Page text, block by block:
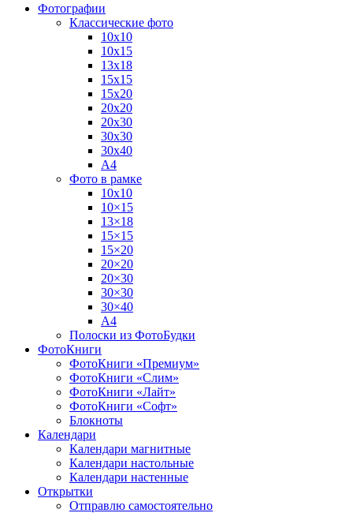
Фотографии
Классические фото
10х10
10х15
13х18
15х15
15х20
20х20
20х30
30х30
30х40
А4
Фото в рамке
10х10
10×15
13×18
15×15
15×20
20×20
20×30
30×30
30×40
A4
Полоски из ФотоБудки
ФотоКниги
ФотоКниги «Премиум»
ФотоКниги «Слим»
ФотоКниги «Лайт»
ФотоКниги «Софт»
Блокноты
Календари
Календари магнитные
Календари настольные
Календари настенные
Открытки
Отправлю самостоятельно